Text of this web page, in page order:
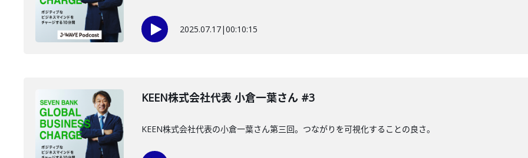
2025.07.17|00:10:15
KEEN株式会社代表 小倉一葉さん #3
KEEN株式会社代表の小倉一葉さん第三回。つながりを可視化することの良さ。